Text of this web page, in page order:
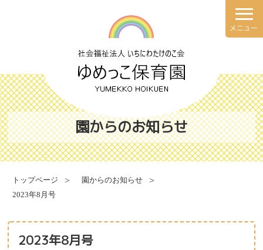
理念・方針
園の概要
施設案内
健康と安全・衛生・防災
園での一日
年間行事
メニュー
園からのお知らせ
トップページ
園からのお知らせ
2023年8月号
2023年8月号